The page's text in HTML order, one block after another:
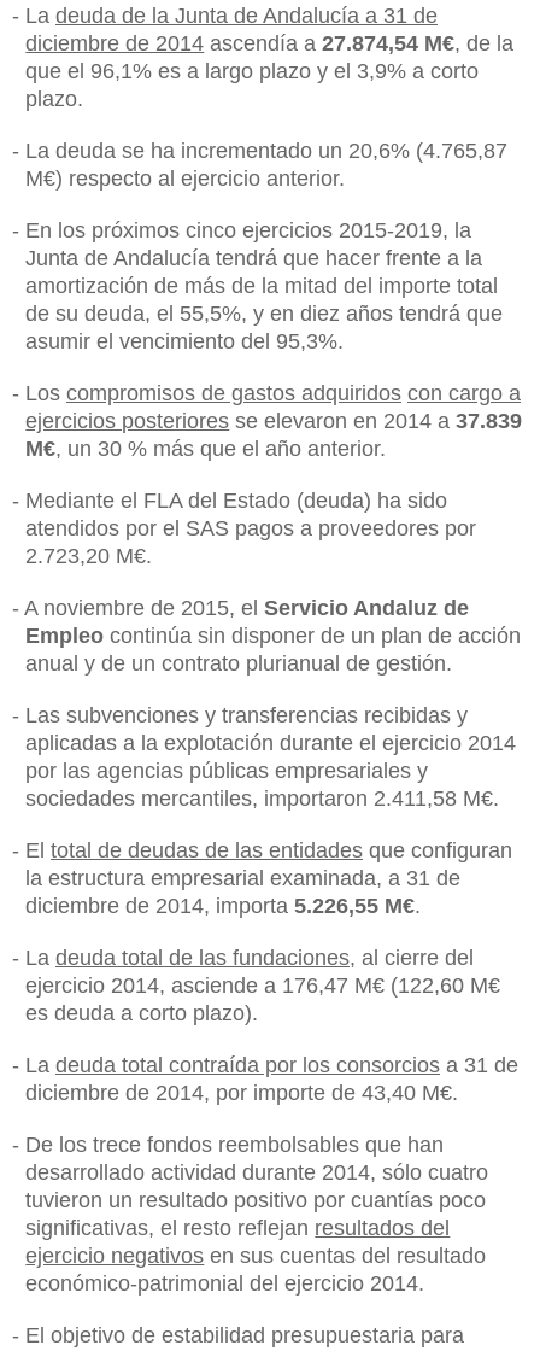
- La deuda de la Junta de Andalucía a 31 de
diciembre de 2014 ascendía a27.874,54 M€, de la
que el 96,1% es a largo plazo y el 3,9% a corto
plazo.
- La deuda se ha incrementado un 20,6% (4.765,87
M€) respecto al ejercicio anterior.
- En los próximos cinco ejercicios 2015-2019, la
Junta de Andalucía tendrá que hacer frente a la
amortización de más de la mitad del importe total
de su deuda, el 55,5%, y en diez años tendrá que
asumir el vencimiento del 95,3%.
- Los compromisos de gastos adquiridos con cargo a
ejercicios posteriores se elevaron en 2014 a37.839
M€, un 30 % más que el año anterior.
- Mediante el FLA del Estado (deuda) ha sido
atendidos por el SAS pagos a proveedores por
2.723,20 M€.
- A noviembre de 2015, el Servicio Andaluz de
Empleo continúa sin disponer de un plan de acción
anual y de un contrato plurianual de gestión.
- Las subvenciones y transferencias recibidas y
aplicadas a la explotación durante el ejercicio 2014
por las agencias públicas empresariales y
sociedades mercantiles, importaron 2.411,58 M€.
- El total de deudas de las entidades que configuran
la estructura empresarial examinada, a 31 de
diciembre de 2014, importa5.226,55 M€.
- La deuda total de las fundaciones, al cierre del
ejercicio 2014, asciende a 176,47 M€ (122,60 M€
es deuda a corto plazo).
- La deuda total contraída por los consorcios a 31 de
diciembre de 2014, por importe de 43,40 M€.
- De los trece fondos reembolsables que han
desarrollado actividad durante 2014, sólo cuatro
tuvieron un resultado positivo por cuantías poco
significativas, el resto reflejan resultados del
ejercicio negativos en sus cuentas del resultado
económico-patrimonial del ejercicio 2014.
- El objetivo de estabilidad presupuestaria para